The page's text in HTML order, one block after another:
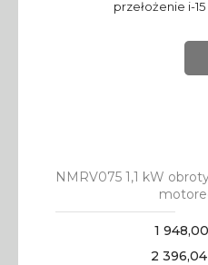
NMRV075 1,1 kW
1
2 396,04